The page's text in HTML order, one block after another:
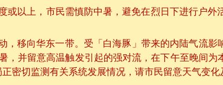
以上，市民需慎防中暑，避免在烈日下进行户外
移向华东一带。受「白海豚」带来的内陆气流影
并留意高温触发引起的强对流，在下午至晚间为
密切监测有关系统发展情况，请市民留意天气变